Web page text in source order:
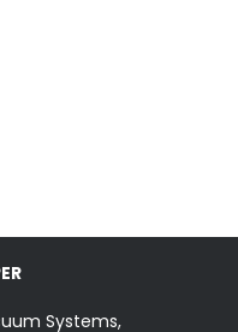
Systems,